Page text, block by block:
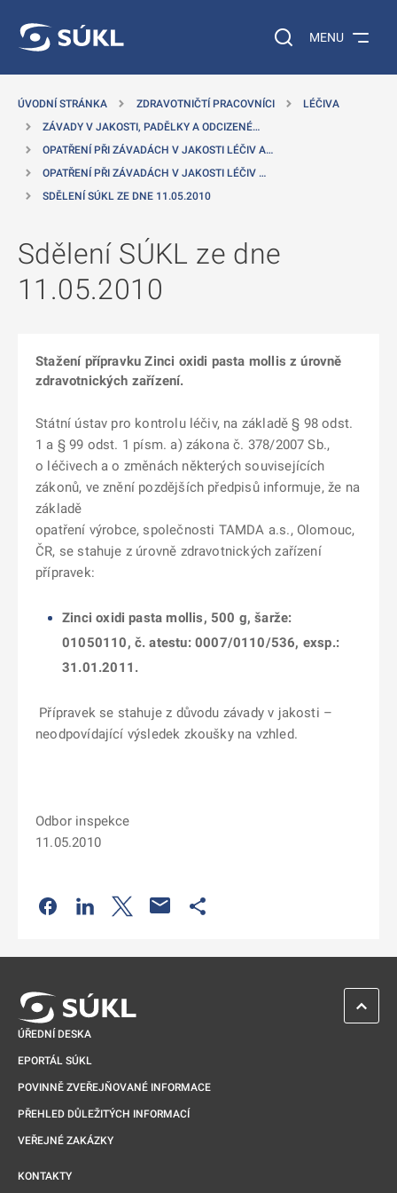
Vyhledávání na
MENU
ÚVODNÍ STRÁNKA ZDRAVOTNIČTÍ PRACOVNÍCI
LÉČIVA
ZÁVADY V JAKOSTI, PADĚLKY A ODCIZENÉ…
OPATŘENÍ PŘI ZÁVADÁCH V JAKOSTI LÉČIV A…
OPATŘENÍ PŘI ZÁVADÁCH V JAKOSTI LÉČIV …
SDĚLENÍ SÚKL ZE DNE 11.05.2010
Sdělení SÚKL ze dne
11.05.2010
Stažení přípravku Zinci oxidi pasta mollis z úrovně
zdravotnických zařízení.
Státní ústav pro kontrolu léčiv, na základě § 98 odst.
1 a § 99 odst. 1 písm. a) zákona č. 378/2007 Sb.,
o léčivech a o změnách některých souvisejících
zákonů, ve znění pozdějších předpisů informuje, že na
základě
opatření výrobce, společnosti TAMDA a.s., Olomouc,
ČR, se stahuje z úrovně zdravotnických zařízení
přípravek:
Zinci oxidi pasta mollis, 500 g, šarže:
01050110, č. atestu: 0007/0110/536, exsp.:
31.01.2011.
Přípravek se stahuje z důvodu závady v jakosti –
neodpovídající výsledek zkoušky na vzhled.
Odbor inspekce
11.05.2010
Odkaz se otevře na nové kartě
Odkaz se otevře na nové kartě
Odkaz se otevře na nové kartě
ÚŘEDNÍ DESKA
EPORTÁL SÚKL
POVINNĚ ZVEŘEJŇOVANÉ INFORMACE
PŘEHLED DŮLEŽITÝCH INFORMACÍ
VEŘEJNÉ ZAKÁZKY
KONTAKTY
ZPĚT